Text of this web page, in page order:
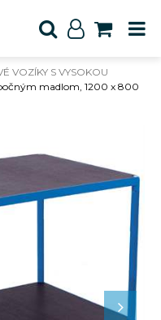
VOZÍKY S VYSOKOU
madlom, 1200 x 800